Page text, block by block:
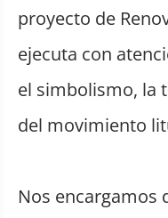
proyecto de
ejecuta con
el simbolismo, la
del movimiento
Nos encargamos